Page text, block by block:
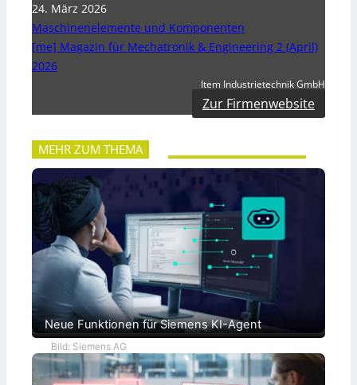
24. März 2026
Maschinenelemente und Komponenten
[me] Magazin für Mechatronik & Engineering 2 (April)
2026
Item Industrietechnik GmbH
Zur Firmenwebsite
MEHR ZUM THEMA
Neue Funktionen für Siemens KI-Agent
Bild: Siemens AG